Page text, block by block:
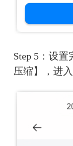
Step 5：设
压缩】，进